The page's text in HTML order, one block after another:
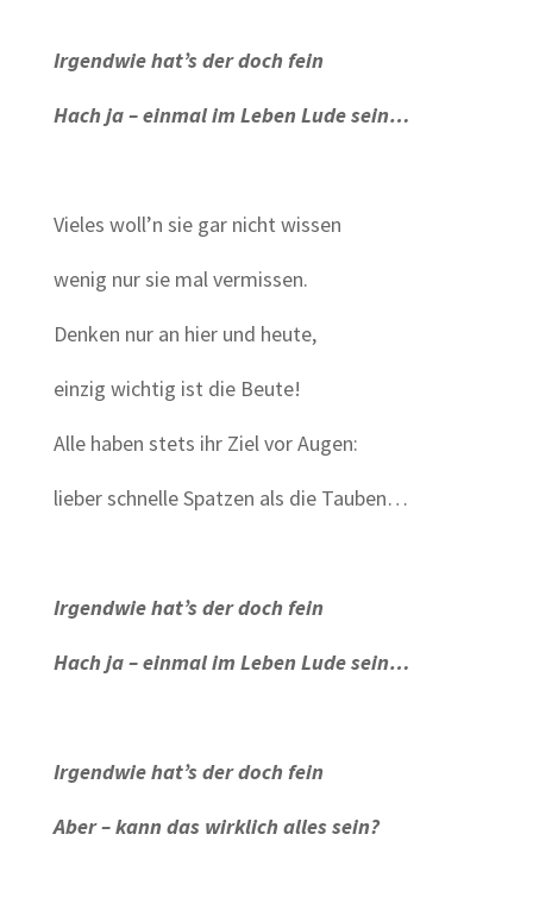
Irgendwie hat’s der doch fein
Hach ja – einmal im Leben Lude sein…
Vieles woll’n sie gar nicht wissen
wenig nur sie mal vermissen.
Denken nur an hier und heute,
einzig wichtig ist die Beute!
Alle haben stets ihr Ziel vor Augen:
lieber schnelle Spatzen als die Tauben…
Irgendwie hat’s der doch fein
Hach ja – einmal im Leben Lude sein…
Irgendwie hat’s der doch fein
Aber – kann das wirklich alles sein?